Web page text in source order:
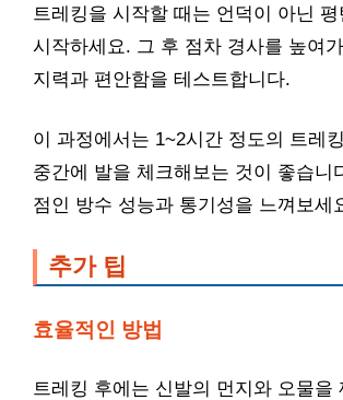
트레킹을 시작할 때는 언덕이 아닌 평
시작하세요. 그 후 점차 경사를 높여
지력과 편안함을 테스트합니다.
이 과정에서는 1~2시간 정도의 트레
중간에 발을 체크해보는 것이 좋습니
점인 방수 성능과 통기성을 느껴보세
추가 팁
효율적인 방법
트레킹 후에는 신발의 먼지와 오물을